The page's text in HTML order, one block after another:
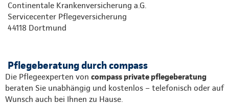
Continentale Krankenversicherung a.G.
Servicecenter Pflegeversicherung
44118 Dortmund
Pflegeberatung durch compass
Die Pflegeexperten von compass private pflegeberatung
beraten Sie unabhängig und kostenlos – telefonisch oder auf
Wunsch auch bei Ihnen zu Hause.